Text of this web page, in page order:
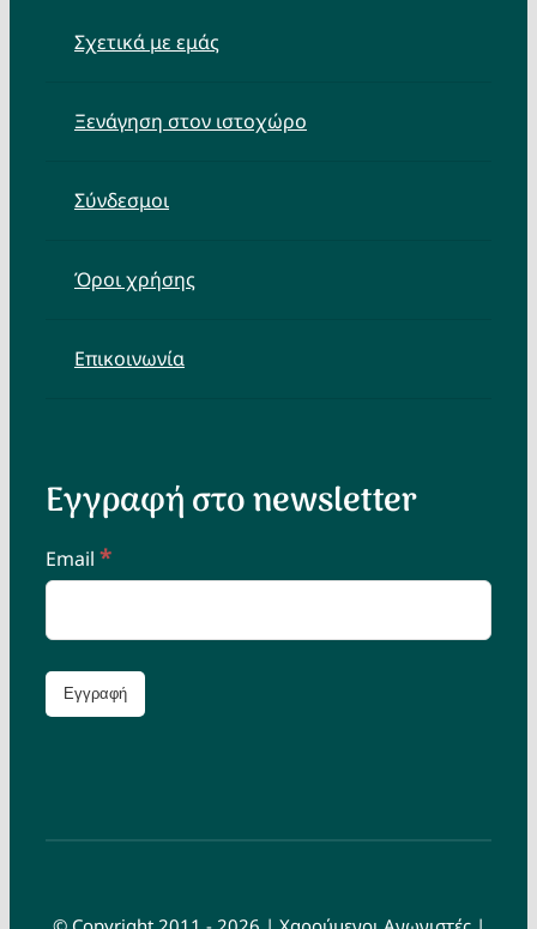
Σχετικά με εμάς
Ξενάγηση στον ιστοχώρο
Σύνδεσμοι
Όροι χρήσης
Επικοινωνία
Εγγραφή στο newsletter
Email *